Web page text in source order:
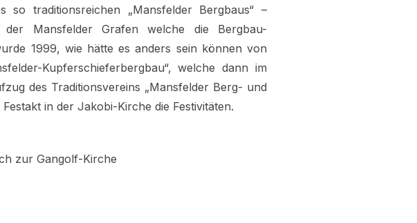
traditionsreichen „Mansfelder Bergbaus“ –
der Mansfelder Grafen welche die Bergbau-
1999, wie hätte es anders sein können von
Kupferschieferbergbau“, welche dann im
des Traditionsvereins „Mansfelder Berg- und
in der Jakobi-Kirche die Festivitäten.
zur Gangolf-Kirche